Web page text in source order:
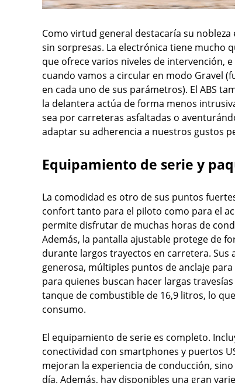
Como virtud general destacaría su
sin sorpresas. La electrónica tiene mucho
que ofrece varios niveles de intervención,
cuando vamos a circular en modo Gravel
en cada uno de sus parámetros). El ABS
la delantera actúa de forma menos
sea por carreteras asfaltadas o
adaptar su adherencia a nuestros gustos
Equipamiento de serie y
La comodidad es otro de sus puntos
confort tanto para el piloto como para el
permite disfrutar de muchas horas de
Además, la pantalla ajustable protege de
durante largos trayectos en carretera. Sus
generosa, múltiples puntos de anclaje
para quienes buscan hacer largas
tanque de combustible de 16,9 litros, lo
consumo.
El equipamiento de serie es completo.
conectividad con smartphones y puertos
mejoran la experiencia de conducción,
día. Además, hay disponibles una gran